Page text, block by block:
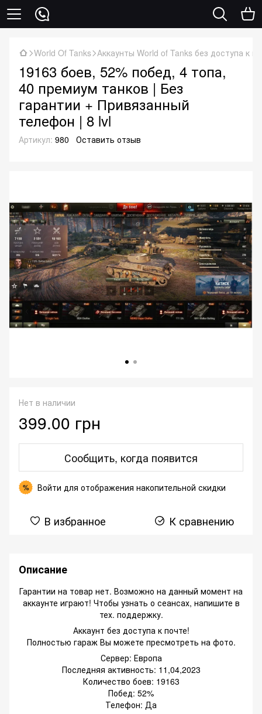
World Of Tanks Аккаунты World of Tanks без доступа к
19163 боев, 52% побед, 4 топа,
40 премиум танков | Без
гарантии + Привязанный
телефон | 8 lvl
Артикул: 980 Оставить отзыв
Нет в наличии
399.00 грн
Сообщить, когда появится
% Войти для отображения накопительной скидки
В избранное К сравнению
Описание
Гарантии на товар нет. Возможно на данный момент на
аккаунте играют! Чтобы узнать о сеансах, напишите в
тех. поддержку.
Аккаунт без доступа к почте!
Полностью гараж Вы можете пресмотреть на фото.
Сервер: Европа
Последняя активность: 11,04,2023
Количество боев: 19163
Побед: 52%
Телефон: Да